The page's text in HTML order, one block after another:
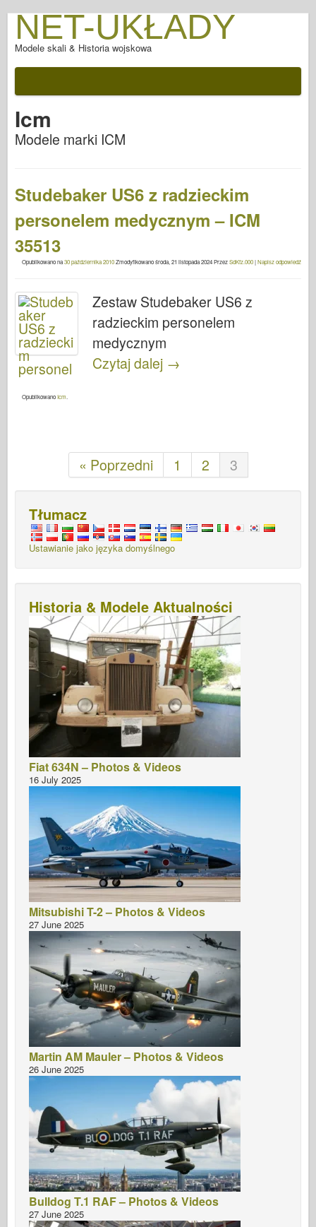
NET-UKŁADY
Modele skali & Historia wojskowa
Icm
Modele marki ICM
Studebaker US6 z radzieckim
personelem medycznym – ICM
35513
Opublikowano na30 października 2010Zmodyfikowanośroda, 21 listopada 2024PrzezSdKfz.000|Napisz odpowiedź
Zestaw Studebaker US6 z
radzieckim personelem
medycznym
Czytaj dalej →
OpublikowanoIcm
« Poprzedni 1 2 3
Tłumacz
Ustawianie jako języka domyślnego
Historia & Modele Aktualności
Fiat 634N – Photos & Videos
16 July 2025
Mitsubishi T-2 – Photos & Videos
27 June 2025
Martin AM Mauler – Photos & Videos
26 June 2025
Bulldog T.1 RAF – Photos & Videos
27 June 2025